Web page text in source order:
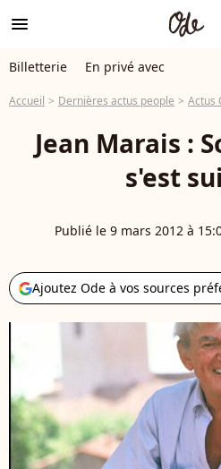
menu
Billetterie En privé avec
Accueil Dernières actus people Actus
Jean Marais :
s'est
Publié le 9 mars 2012 à
Ajoutez Ode à vos sources